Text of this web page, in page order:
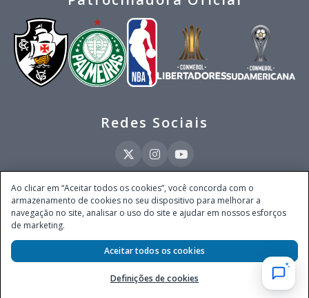
Redes Sociais
Este site é operado pela Ventmear Brasil LTDA (CNPJ 52.868.380/0001-84), com
endereço na Avenida Brigadeiro Faria Lima, nº 4.055, 3º andar, Itaim Bibi, no
Município de São Paulo, Estado de São Paulo, CEP 04538-133, Brasil - empresa
autorizada a operar apostas de quota fixa em todo território nacional pela
Secretaria de Prêmios e Apostas do Ministério da Fazenda, conforme Portaria nº
247, de 07.02.2025, publicada no DOU em 11.2.2025.
Ao clicar em “Aceitar todos os cookies”, você concorda com o
armazenamento de cookies no seu dispositivo para melhorar a
navegação no site, analisar o uso do site e ajudar em nossos esforços
de marketing.
Definições de cookies
Aceitar todos os cookies